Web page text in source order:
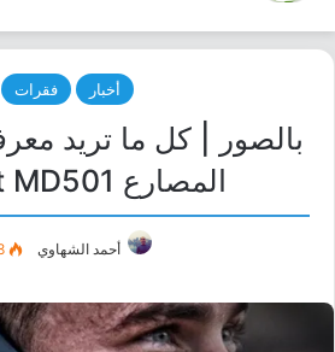
أخبار فقرات
بالصور | كل ما تريد
المصارع DeWalt MD501
أحمد الشهاوي